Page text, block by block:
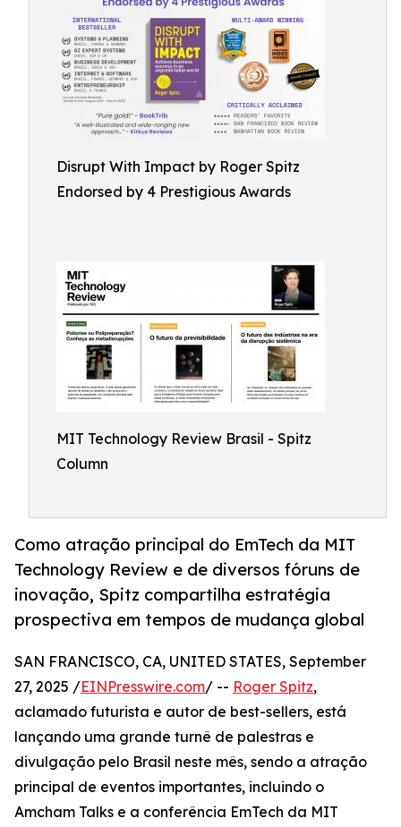
Disrupt With Impact by Roger Spitz
Endorsed by 4 Prestigious Awards
MIT Technology Review Brasil - Spitz
Column
Como atração principal do EmTech da MIT
Technology Review e de diversos fóruns de
inovação, Spitz compartilha estratégia
prospectiva em tempos de mudança global
SAN FRANCISCO, CA, UNITED STATES, September
27, 2025 /EINPresswire.com/ -- Roger Spitz,
aclamado futurista e autor de best-sellers, está
lançando uma grande turnê de palestras e
divulgação pelo Brasil neste mês, sendo a atração
principal de eventos importantes, incluindo o
Amcham Talks e a conferência EmTech da MIT